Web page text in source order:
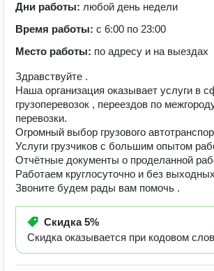
Дни работы: любой день недели
Время работы: с 6:00 по 23:00
Место работы: по адресу и на выездах
Здравствуйте .
Наша организация оказывает услуги в
грузоперевозок , переездов по
перевозки.
Огромный выбор грузового
Услуги грузчиков с большим опытом
Отчётные документы о проделанной
Работаем круглосуточно и без
Звоните будем рады вам помочь .
Скидка5%
Скидка оказывается при кодовом